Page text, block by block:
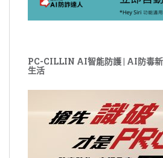
PC-CILLIN AI智能防護 | AI防毒
生活